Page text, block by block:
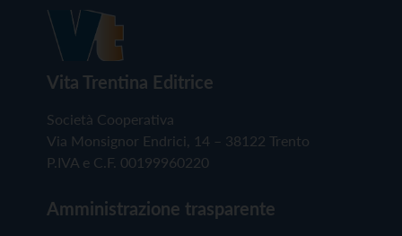
Vita Trentina Editrice
Società Cooperativa
Via Monsignor Endrici, 14 – 38122 Trento
P.IVA e C.F. 00199960220
Amministrazione trasparente